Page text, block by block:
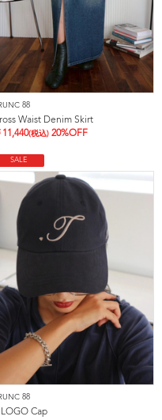
88
Waist Denim Skirt
11,440(税込) 20%OFF
SALE
88
LOGO Cap